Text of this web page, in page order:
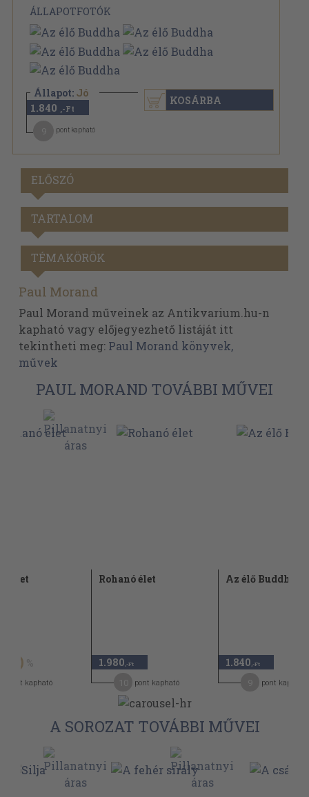
ÁLLAPOTFOTÓK
Állapot: Jó
1.840 ,-Ft
pont kapható
KOSÁRBA
ELŐSZÓ
TARTALOM
TÉMAKÖRÖK
Paul Morand
Paul Morand műveinek az Antikvarium.hu-n
kapható vagy előjegyezhető listáját itt
tekintheti meg: Paul Morand könyvek,
művek
PAUL MORAND TOVÁBBI MŰVEI
élet
50
pont kapható
Rohanó élet
1.980 ,-Ft
pont kapható
Az élő Buddha
1.840 ,-Ft
pont kapható
A SOROZAT TOVÁBBI MŰVEI